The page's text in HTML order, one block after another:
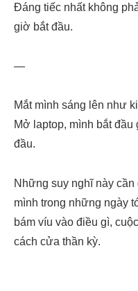
Đáng tiếc nhất không
giờ bắt đầu.
—
Mắt mình sáng lên như
Mở laptop, mình bắt
đầu.
Những suy nghĩ này
mình trong những ngày
bám víu vào điều gì,
cách cửa thần kỳ.